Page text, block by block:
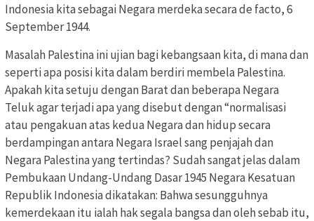
Indonesia kita sebagai Negara merdeka secara de facto, 6
September 1944.
Masalah Palestina ini ujian bagi kebangsaan kita, di mana dan
seperti apa posisi kita dalam berdiri membela Palestina.
Apakah kita setuju dengan Barat dan beberapa Negara
Teluk agar terjadi apa yang disebut dengan “normalisasi
atau pengakuan atas kedua Negara dan hidup secara
berdampingan antara Negara Israel sang penjajah dan
Negara Palestina yang tertindas? Sudah sangat jelas dalam
Pembukaan Undang-Undang Dasar 1945 Negara Kesatuan
Republik Indonesia dikatakan: Bahwa sesungguhnya
kemerdekaan itu ialah hak segala bangsa dan oleh sebab itu,